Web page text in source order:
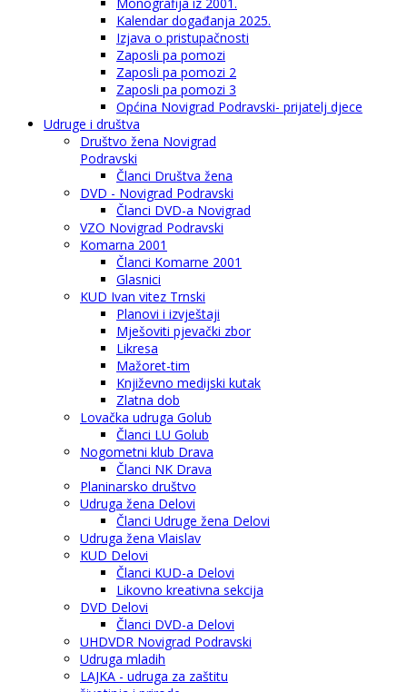
Kalendar događanja 2025.
Izjava o pristupačnosti
Zaposli pa pomozi
Zaposli pa pomozi 2
Zaposli pa pomozi 3
Općina Novigrad Podravski- prijatelj djece
Udruge i društva
Društvo žena Novigrad
Podravski
Članci Društva žena
DVD - Novigrad Podravski
Članci DVD-a Novigrad
VZO Novigrad Podravski
Komarna 2001
Članci Komarne 2001
Glasnici
KUD Ivan vitez Trnski
Planovi i izvještaji
Mješoviti pjevački zbor
Likresa
Mažoret-tim
Književno medijski kutak
Zlatna dob
Lovačka udruga Golub
Članci LU Golub
Nogometni klub Drava
Članci NK Drava
Planinarsko društvo
Udruga žena Delovi
Članci Udruge žena Delovi
Udruga žena Vlaislav
KUD Delovi
Članci KUD-a Delovi
Likovno kreativna sekcija
DVD Delovi
Članci DVD-a Delovi
UHDVDR Novigrad Podravski
Udruga mladih
LAJKA - udruga za zaštitu